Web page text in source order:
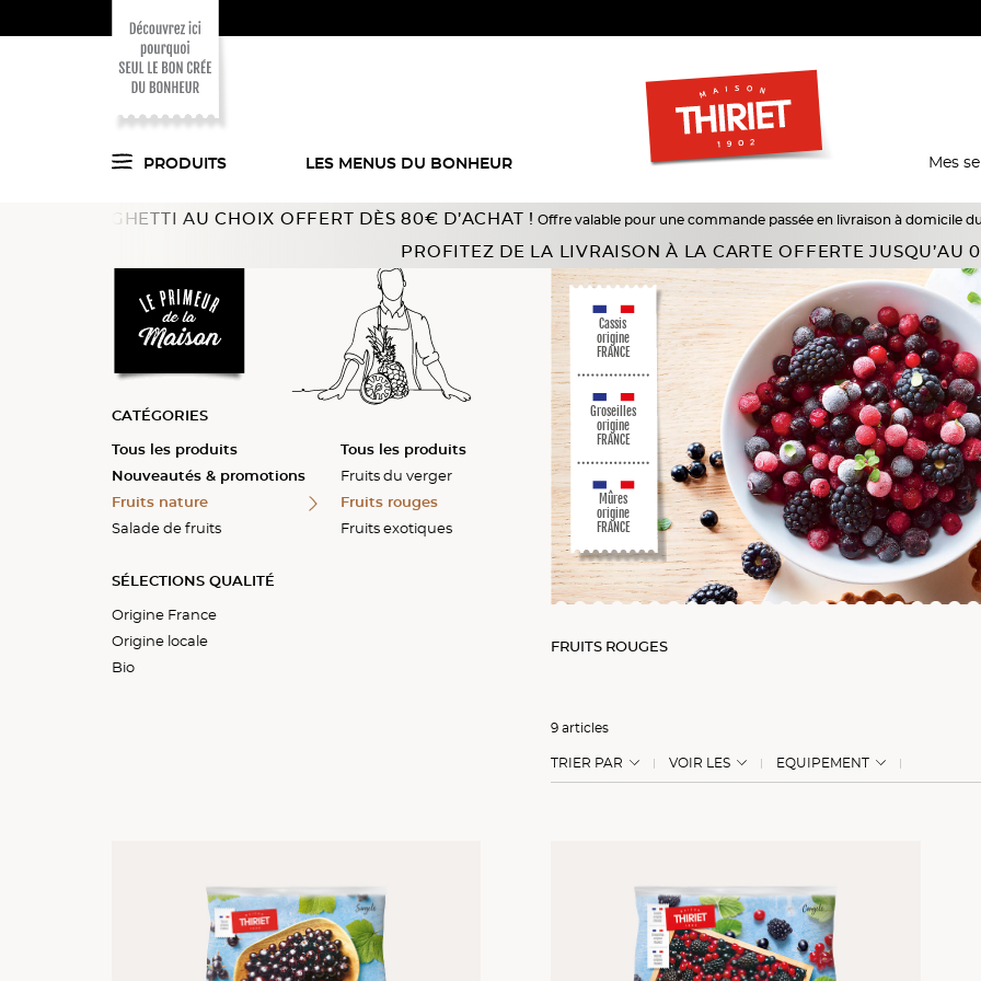
PRODUITS LES MENUS DU BONHEUR Mes
Voici ce que l'on
a trouvé pour vous
en cuisine !
AU CHOIX OFFERT DÈS 80€ D’ACHAT ! Offre valable pour une commande passée en livraison à domicile du 18/07 au
PROFITEZ DE LA LIVRAISON À LA CARTE OFFERTE JUSQU’AU
CATÉGORIES
Tous les produits
Nouveautés & promotions
Fruits nature
Salade de fruits
SÉLECTIONS QUALITÉ
Origine France
Origine locale
Bio
Tous les produits
Fruits du verger
Fruits rouges
Fruits exotiques
Tous les produits
Individuelles
À partager
Cassis
origine
FRANCE
Groseilles
origine
FRANCE
Mûres
origine
FRANCE
FRUITS ROUGES
9 articles
TRIER PAR VOIR LES EQUIPEMENT